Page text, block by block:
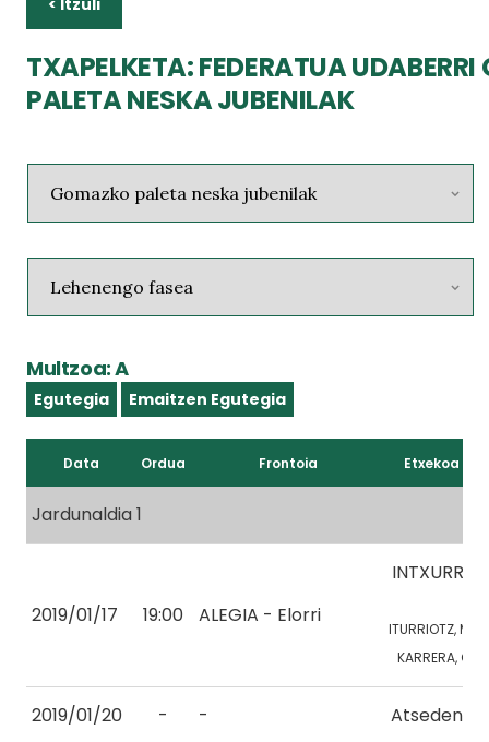
< Itzuli
TXAPELKETA: FEDERATUA
PALETA NESKA JUBENILAK
Multzoa: A
Egutegia Emaitzen Egutegia
Data Ordua Frontoia Etxekoa
Jardunaldia 1
2019/01/17 19:00 ALEGIA - Elorri
INTXURRE
ITURRIOTZ, M.
KARRERA, O.
2019/01/20 - - Atsedena